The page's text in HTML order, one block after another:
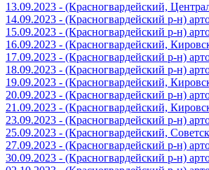
13.09.2023 - (Красногвардейский,
14.09.2023 - (Красногвардейский р-н)
15.09.2023 - (Красногвардейский р-н)
16.09.2023 - (Красногвардейский,
17.09.2023 - (Красногвардейский р-н)
18.09.2023 - (Красногвардейский р-н)
19.09.2023 - (Красногвардейский,
20.09.2023 - (Красногвардейский р-н)
21.09.2023 - (Красногвардейский,
23.09.2023 - (Красногвардейский р-н)
25.09.2023 - (Красногвардейский,
27.09.2023 - (Красногвардейский р-н)
30.09.2023 - (Красногвардейский р-н)